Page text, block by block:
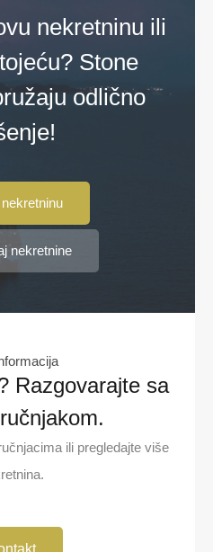
nekretninu ili
Stone
odlično
nekretnine
Razgovarajte sa
ili pregledajte više